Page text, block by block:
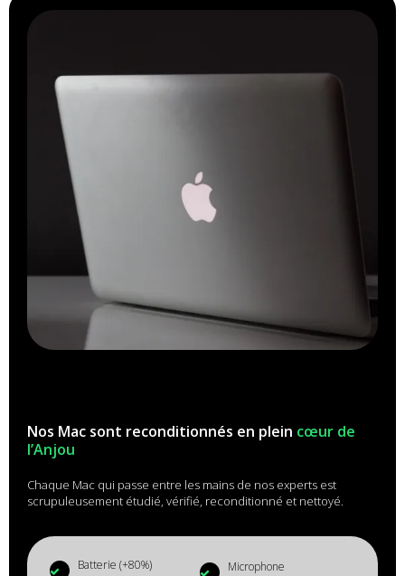
Nos Mac sont reconditionnés en plein cœur de
l’Anjou
Chaque Mac qui passe entre les mains de nos experts est
scrupuleusement étudié, vérifié, reconditionné et nettoyé.
Batterie (+80%)
Microphone